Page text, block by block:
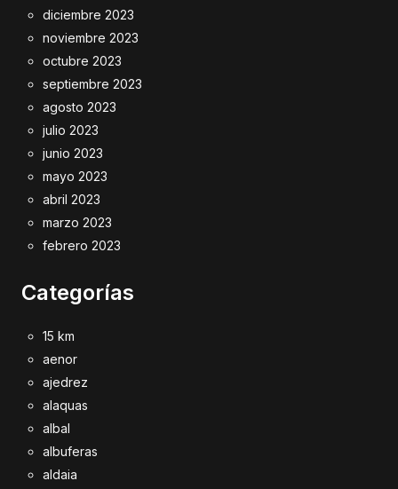
diciembre 2023
noviembre 2023
octubre 2023
septiembre 2023
agosto 2023
julio 2023
junio 2023
mayo 2023
abril 2023
marzo 2023
febrero 2023
Categorías
15 km
aenor
ajedrez
alaquas
albal
albuferas
aldaia